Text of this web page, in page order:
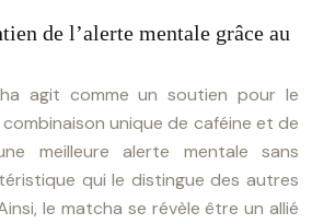
de l’alerte mentale grâce au
agit comme un soutien pour le
unique de caféine et de
meilleure alerte mentale sans
qui le distingue des autres
le matcha se révèle être un allié